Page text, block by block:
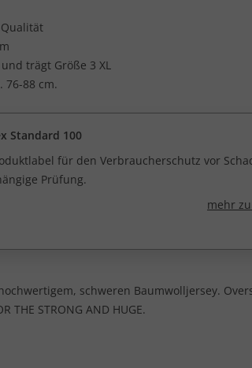
trägt Größe 3 XL
76-88 cm.
Standard 100
für den Verbraucherschutz vor
Prüfung.
mehr
schweren Baumwolljersey.
THE STRONG AND HUGE.